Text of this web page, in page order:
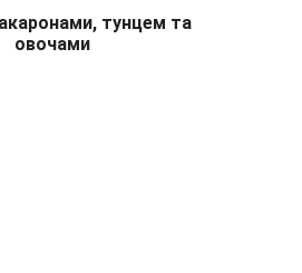
тунцем та
овочами